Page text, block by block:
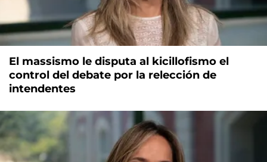
El massismo le disputa al kicillofismo el
control del debate por la relección de
intendentes